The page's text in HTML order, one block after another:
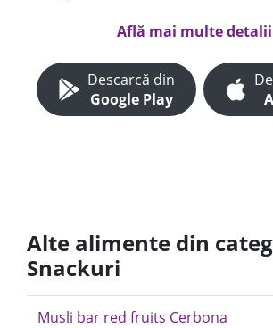
Află mai multe detalii
Descarcă din
Google Play
Alte alimente din
Snackuri
Musli bar red fruits Cerbona